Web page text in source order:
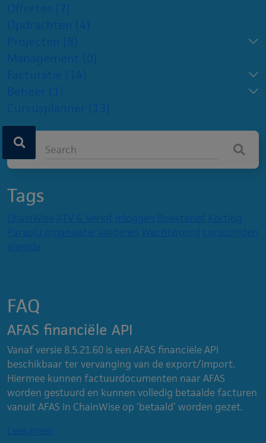
Offertes (7)
Opdrachten (4)
Projecten (8)
Management (0)
Facturatie (14)
Beheer (1)
Cursusplanner (13)
Tags
ChainWise ATV & Verlof Inloggen Boektarief Korting
Paraplu organisatie Valideren Wachtwoord
cursustijden
agenda
FAQ
AFAS financiële API
Vanaf versie 8.5.21.60 is een AFAS financiële API
beschikbaar ter vervanging van de export/import.
Hiermee kunnen factuurdocumenten naar AFAS
worden gestuurd en kunnen volledig betaalde facturen
vanuit AFAS in ChainWise op ‘betaald’ worden gezet.
Lees meer